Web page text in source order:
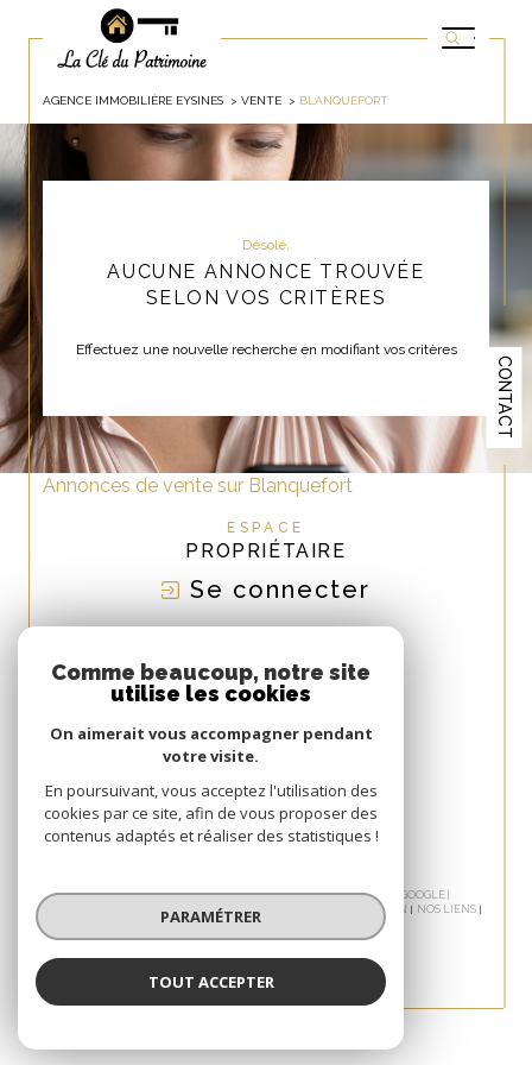
CONTACT
AGENCE IMMOBILIÈRE EYSINES VENTE BLANQUEFORT
Désolé,
AUCUNE ANNONCE TROUVÉE
SELON VOS CRITÈRES
Effectuez une nouvelle recherche en modifiant vos critères
Annonces de vente sur Blanquefort
ESPACE
PROPRIÉTAIRE
Se connecter
ADHÉRONS
© 2026 | TOUS DROITS RÉSERVÉS | TRADUCTION POWERED BY GOOGLE |
PLAN DU SITE ADMIN
NOS LIENS
POLITIQUE RGPD
Comme beaucoup, notre site
utilise les cookies
On aimerait vous accompagner pendant
votre visite.
En poursuivant, vous acceptez l'utilisation des
cookies par ce site, afin de vous proposer des
contenus adaptés et réaliser des statistiques !
PARAMÉTRER
TOUT ACCEPTER